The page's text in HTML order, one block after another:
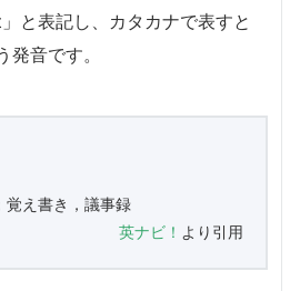
と表記し、カタカナで表すと
発音です。
覚え書き，議事録
英ナビ！ より引用